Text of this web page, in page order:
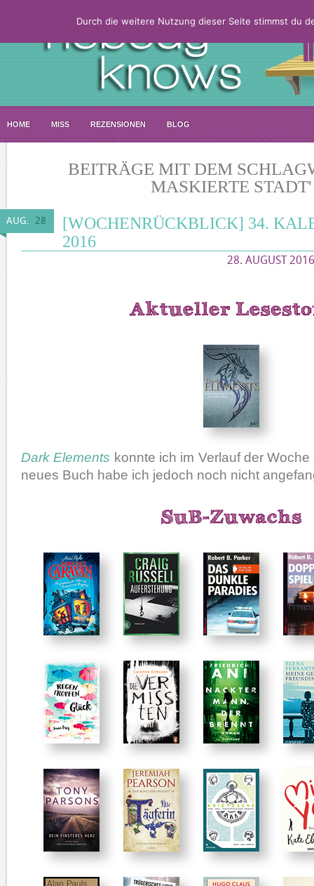
HOME MISS REZENSIONEN BLOG
BEITRÄGE MIT DEM
MASKIERTE STADT'
AUG. 28
[WOCHENRÜCKBLICK] 34.
2016
28. AUGUST
Dark Elements konnte ich im Verlauf der
neues Buch habe ich jedoch noch nicht
Durch die weitere Nutzung dieser Seite stimmst du